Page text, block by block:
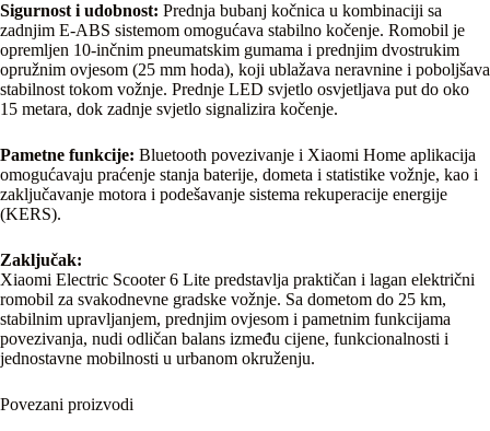
Sigurnost i udobnost: Prednja bubanj kočnica u kombinaciji sa
zadnjim E-ABS sistemom omogućava stabilno kočenje. Romobil je
opremljen 10-inčnim pneumatskim gumama i prednjim dvostrukim
opružnim ovjesom (25 mm hoda), koji ublažava neravnine i poboljšava
stabilnost tokom vožnje. Prednje LED svjetlo osvjetljava put do oko
15 metara, dok zadnje svjetlo signalizira kočenje.
Pametne funkcije: Bluetooth povezivanje i Xiaomi Home aplikacija
omogućavaju praćenje stanja baterije, dometa i statistike vožnje, kao i
zaključavanje motora i podešavanje sistema rekuperacije energije
(KERS).
Zaključak:
Xiaomi Electric Scooter 6 Lite predstavlja praktičan i lagan električni
romobil za svakodnevne gradske vožnje. Sa dometom do 25 km,
stabilnim upravljanjem, prednjim ovjesom i pametnim funkcijama
povezivanja, nudi odličan balans između cijene, funkcionalnosti i
jednostavne mobilnosti u urbanom okruženju.
Povezani proizvodi